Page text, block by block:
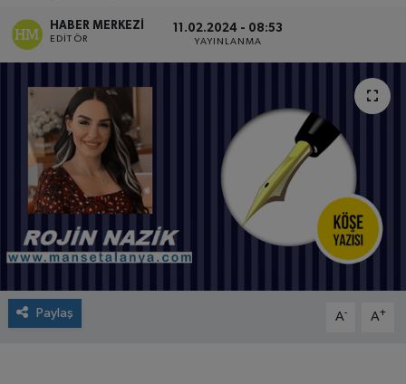
HABER MERKEZI
EDITÖR
11.02.2024 - 08:53
YAYINLANMA
Paylaş A- A+